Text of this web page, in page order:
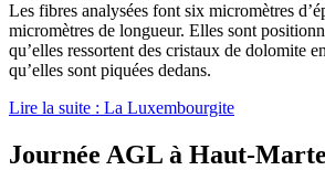
Les fibres analysées font six micromètres
micromètres de longueur. Elles sont
qu’elles ressortent des cristaux de dolomite
qu’elles sont piquées dedans.
Lire la suite : La Luxembourgite
Journée AGL à Haut-